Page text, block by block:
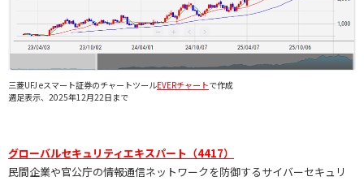
三菱UFJ eスマート証券のチャートツールEVERチャートで作成
週足表示、2025年12月22日まで
グローバルセキュリティエキスパート（4417）
民間企業や官公庁の情報通信ネットワークを防御するサイバーセキュリ